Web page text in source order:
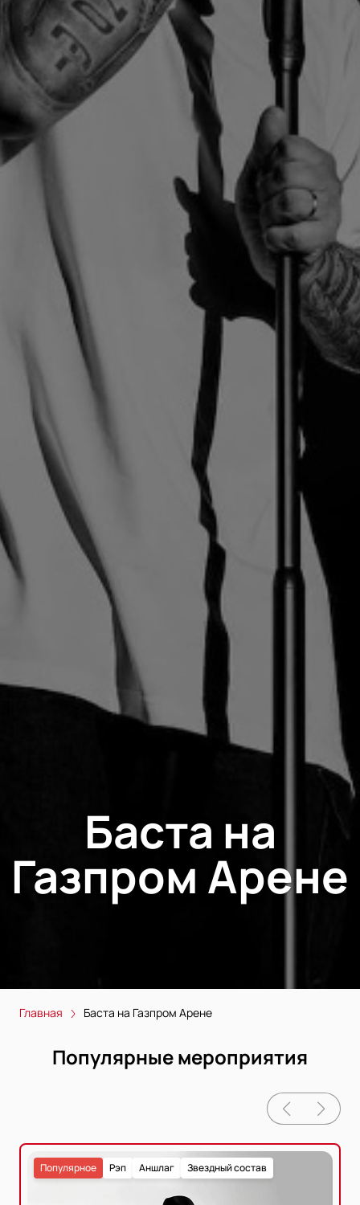
Баста на
Газпром Арене
Главная Баста на Газпром Арене
Популярные мероприятия
Рэп
Популярное Аншлаг Звездный состав